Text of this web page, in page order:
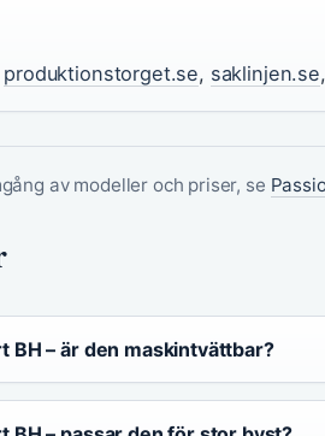
produktionstorget.se, saklinjen.se
av modeller och priser, se
BH – är den maskintvättbar?